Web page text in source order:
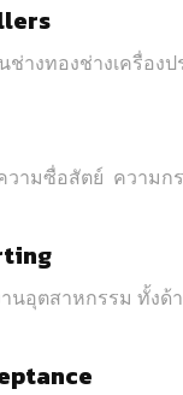
ช่างทองช่างเครื่อง
ามซื่อสัตย์ ความก
นอุตสาหกรรม ทั้งด้